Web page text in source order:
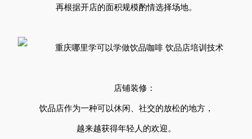
再根据开店的面积规模酌情选择场地。
店铺装修：
饮品店作为一种可以休闲、社交的放松的地方，
越来越获得年轻人的欢迎。